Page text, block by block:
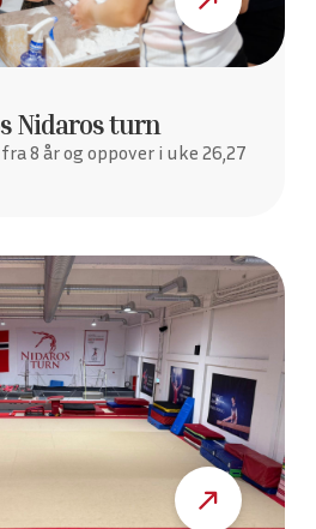
Nidaros turn
8 år og oppover i uke 26,27